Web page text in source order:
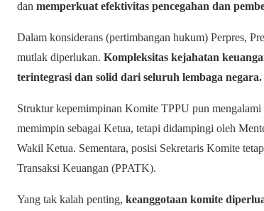
dan memperkuat efektivitas pencegahan dan
Dalam konsiderans (pertimbangan hukum) Perpres,
mutlak diperlukan. Kompleksitas kejahatan
terintegrasi dan solid dari seluruh lembaga negara.
Struktur kepemimpinan Komite TPPU pun
memimpin sebagai Ketua, tetapi didampingi oleh
Wakil Ketua. Sementara, posisi Sekretaris Komite
Transaksi Keuangan (PPATK).
Yang tak kalah penting, keanggotaan komite